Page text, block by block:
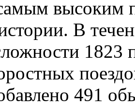
высоким
В
1823
491